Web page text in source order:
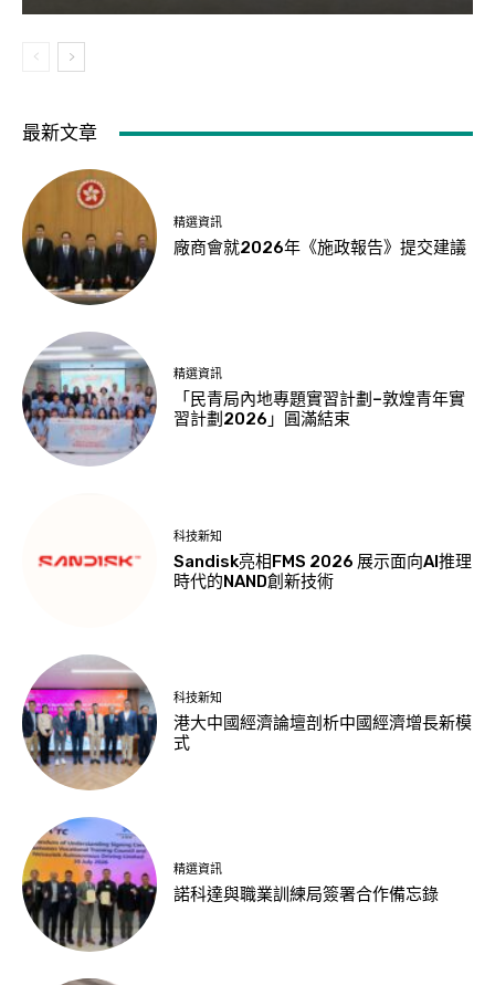
最新文章
精選資訊
廠商會就2026年《施政報告》提交建議
精選資訊
「民青局內地專題實習計劃–敦煌青年實
習計劃2026」圓滿結束
科技新知
Sandisk亮相FMS 2026 展示面向AI推理
時代的NAND創新技術
科技新知
港大中國經濟論壇剖析中國經濟增長新模
式
精選資訊
諾科達與職業訓練局簽署合作備忘錄